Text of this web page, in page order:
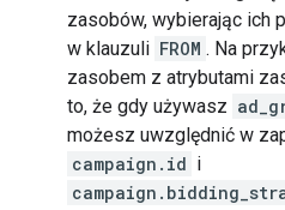
zasobów, wybierając ich
w klauzuli FROM . Na
zasobem z atrybutami
to, że gdy używasz
możesz uwzględnić w
campaign.id i